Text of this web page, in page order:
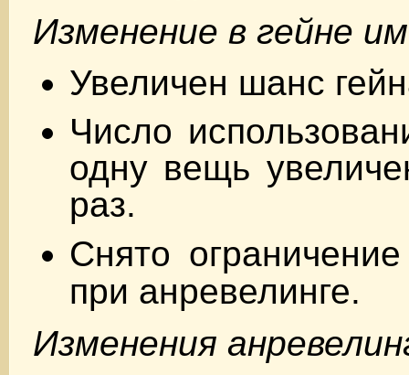
Изменение в гейне
Увеличен шанс
Число
одну вещь
раз.
Снято
при анревелинге.
Изменения